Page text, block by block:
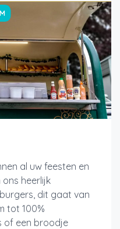
al uw feesten en
heerlijk
dit gaat van
tot 100%
of een broodje